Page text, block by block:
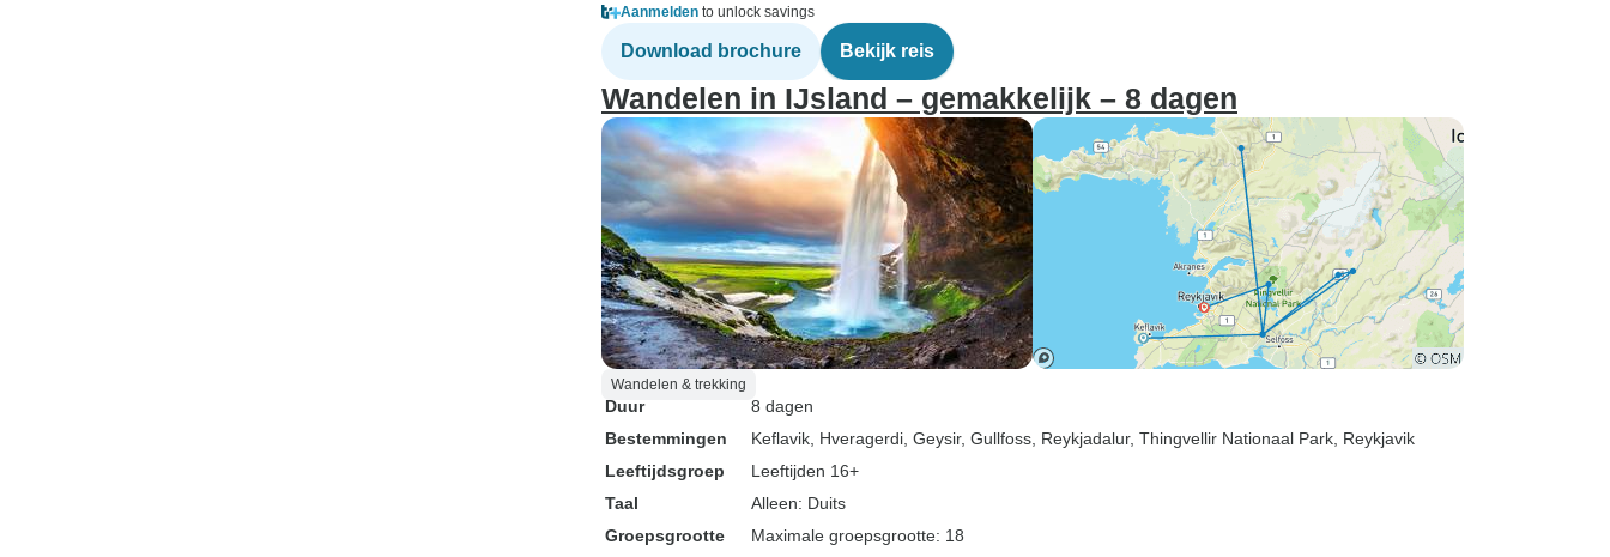
Aanmelden to unlock savings
Download brochure Bekijk reis
Wandelen in IJsland – gemakkelijk – 8 dagen
Wandelen & trekking
Duur
8 dagen
Bestemmingen
Keflavik , Hveragerdi , Geysir, Gullfoss , Reykjadalur, Thingvellir Nationaal Park , Reykjavik
Leeftijdsgroep
Leeftijden 16+
Taal
Alleen: Duits
Groepsgrootte
Maximale groepsgrootte: 18